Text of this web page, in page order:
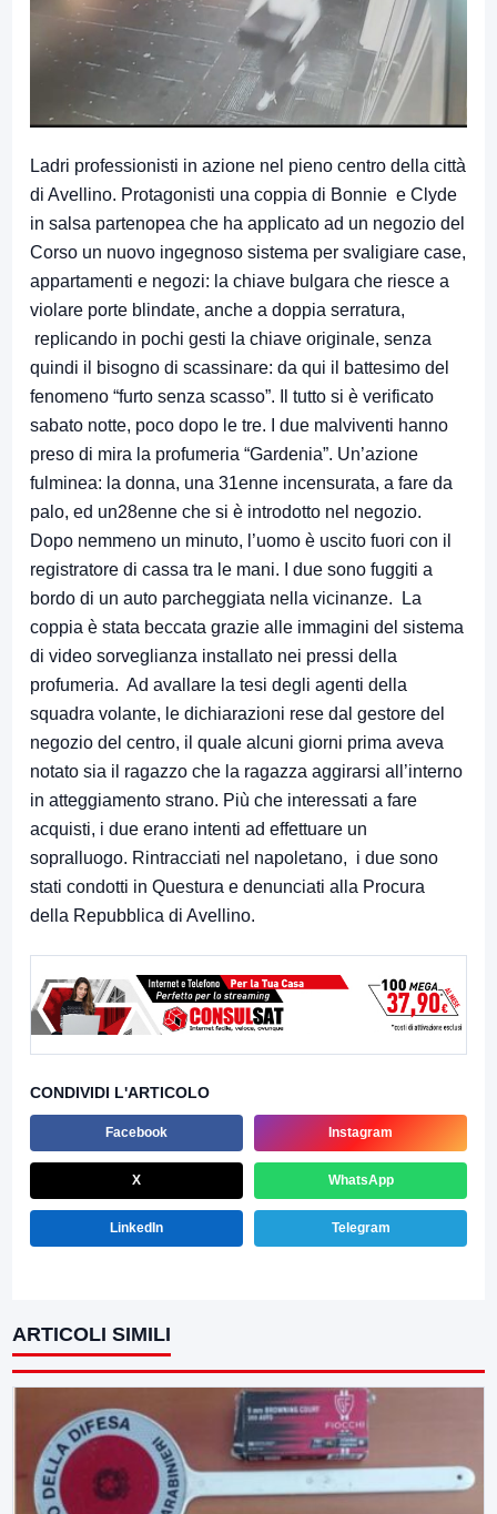
Ladri professionisti in azione nel pieno centro della città
di Avellino. Protagonisti una coppia di Bonnie e Clyde
in salsa partenopea che ha applicato ad un negozio del
Corso un nuovo ingegnoso sistema per svaligiare case,
appartamenti e negozi: la chiave bulgara che riesce a
violare porte blindate, anche a doppia serratura,
replicando in pochi gesti la chiave originale, senza
quindi il bisogno di scassinare: da qui il battesimo del
fenomeno “furto senza scasso”. Il tutto si è verificato
sabato notte, poco dopo le tre. I due malviventi hanno
preso di mira la profumeria “Gardenia”. Un’azione
fulminea: la donna, una 31enne incensurata, a fare da
palo, ed un28enne che si è introdotto nel negozio.
Dopo nemmeno un minuto, l’uomo è uscito fuori con il
registratore di cassa tra le mani. I due sono fuggiti a
bordo di un auto parcheggiata nella vicinanze. La
coppia è stata beccata grazie alle immagini del sistema
di video sorveglianza installato nei pressi della
profumeria. Ad avallare la tesi degli agenti della
squadra volante, le dichiarazioni rese dal gestore del
negozio del centro, il quale alcuni giorni prima aveva
notato sia il ragazzo che la ragazza aggirarsi all’interno
in atteggiamento strano. Più che interessati a fare
acquisti, i due erano intenti ad effettuare un
sopralluogo. Rintracciati nel napoletano, i due sono
stati condotti in Questura e denunciati alla Procura
della Repubblica di Avellino.
CONDIVIDI L'ARTICOLO
Facebook Instagram
X WhatsApp
LinkedIn Telegram
ARTICOLI SIMILI